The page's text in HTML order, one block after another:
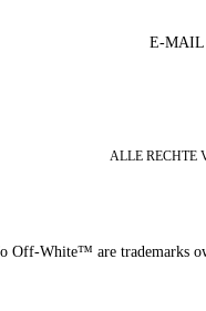
E-MAIL
ALLE RECHTE
Off-White™ are trademarks